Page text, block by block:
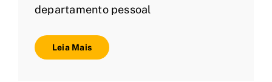
departamento pessoal
Leia Mais